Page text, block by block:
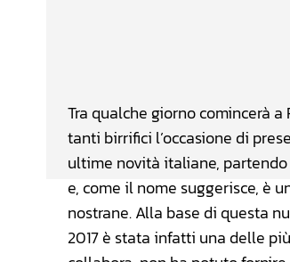
Tra qualche giorno comincerà a
tanti birrifici l’occasione di
ultime novità italiane,
e, come il nome suggerisce, è
nostrane. Alla base di questa
2017 è stata infatti una delle